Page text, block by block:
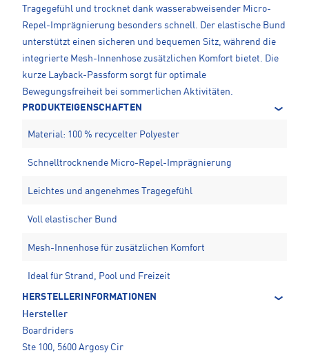
Tragegefühl und trocknet dank wasserabweisender Micro-
Repel-Imprägnierung besonders schnell. Der elastische Bund
unterstützt einen sicheren und bequemen Sitz, während die
integrierte Mesh-Innenhose zusätzlichen Komfort bietet. Die
kurze Layback-Passform sorgt für optimale
Bewegungsfreiheit bei sommerlichen Aktivitäten.
PRODUKTEIGENSCHAFTEN
Material: 100 % recycelter Polyester
Schnelltrocknende Micro-Repel-Imprägnierung
Leichtes und angenehmes Tragegefühl
Voll elastischer Bund
Mesh-Innenhose für zusätzlichen Komfort
Ideal für Strand, Pool und Freizeit
HERSTELLERINFORMATIONEN
Hersteller
Boardriders
Ste 100, 5600 Argosy Cir